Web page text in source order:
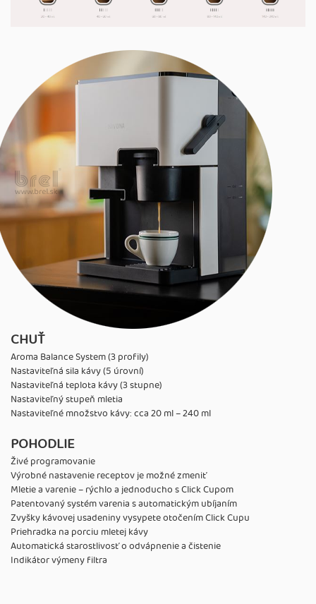
CHUŤ
Aroma Balance System (3 profily)
Nastaviteľná sila kávy (5 úrovní)
Nastaviteľná teplota kávy (3 stupne)
Nastaviteľný stupeň mletia
Nastaviteľné množstvo kávy: cca 20 ml – 240 ml
POHODLIE
Živé programovanie
Výrobné nastavenie receptov je možné zmeniť
Mletie a varenie – rýchlo a jednoducho s Click Cupom
Patentovaný systém varenia s automatickým ubíjaním
Zvyšky kávovej usadeniny vysypete otočením Click Cupu
Priehradka na porciu mletej kávy
Automatická starostlivosť o odvápnenie a čistenie
Indikátor výmeny filtra